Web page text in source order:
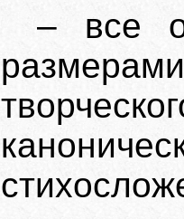
– все